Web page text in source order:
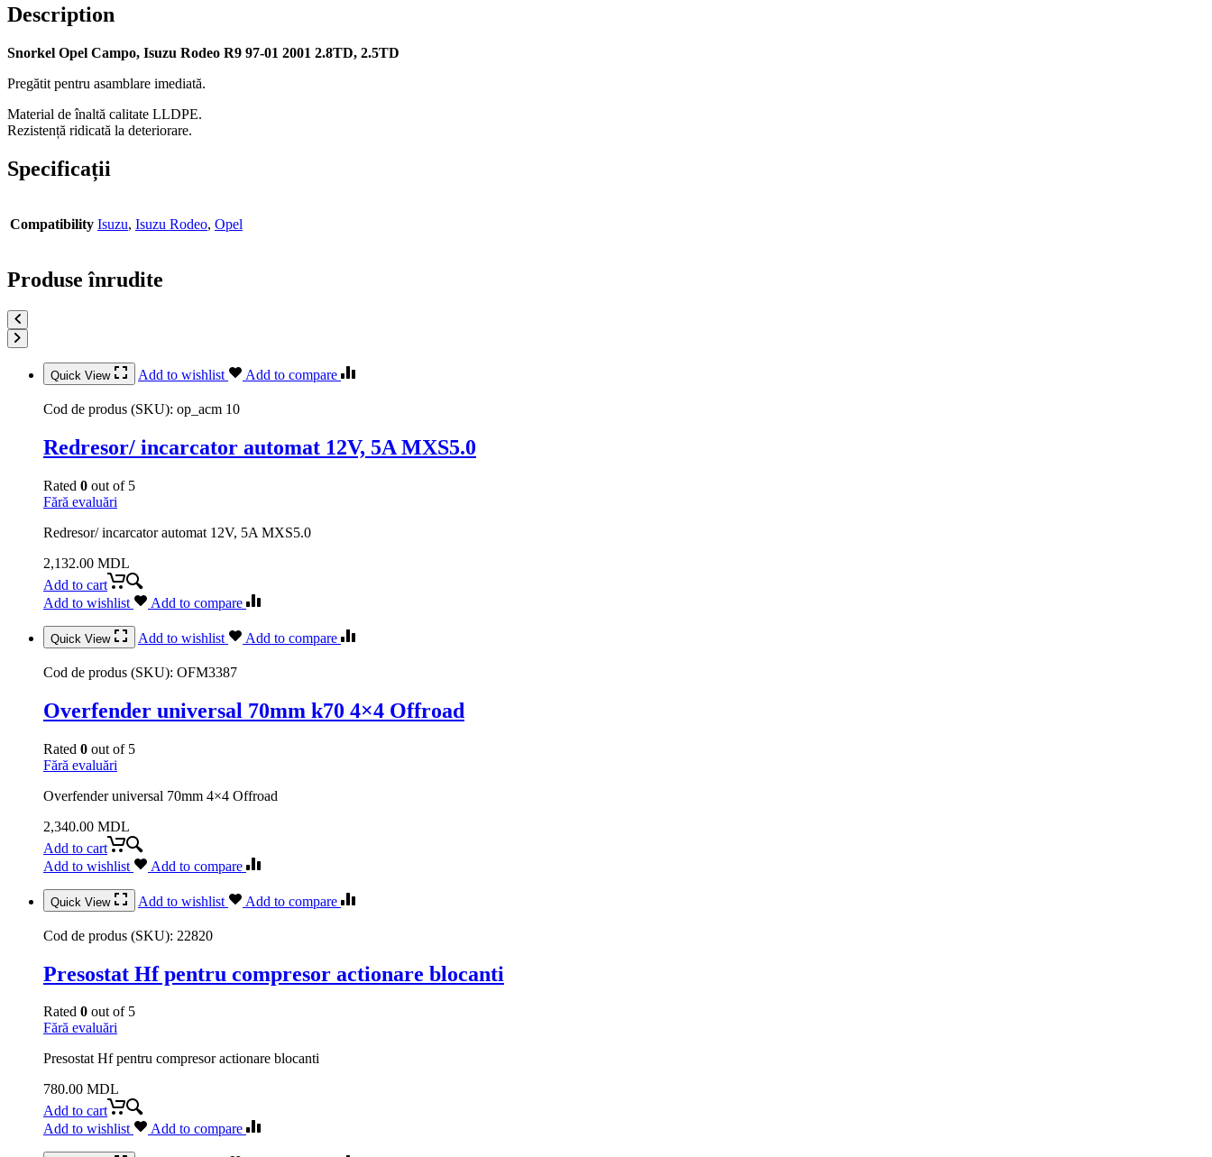
Description
Snorkel Opel Campo, Isuzu Rodeo R9 97-01 2001 2.8TD, 2.5TD
Pregătit pentru asamblare imediată.
Material de înaltă calitate LLDPE.
Rezistență ridicată la deteriorare.
Specificații
Compatibility Isuzu, Isuzu Rodeo, Opel
Produse înrudite
Quick View Add to wishlist Add to compare
Cod de produs (SKU): op_acm 10
Redresor/ incarcator automat 12V, 5A MXS5.0
Rated 0 out of 5
Fără evaluări
Redresor/ incarcator automat 12V, 5A MXS5.0
2,132.00 MDL
Add to cart
Add to wishlist
Add to compare
Quick View Add to wishlist Add to compare
Cod de produs (SKU): OFM3387
Overfender universal 70mm k70 4×4 Offroad
Rated 0 out of 5
Fără evaluări
Overfender universal 70mm 4×4 Offroad
2,340.00 MDL
Add to cart
Add to wishlist
Add to compare
Quick View Add to wishlist Add to compare
Cod de produs (SKU): 22820
Presostat Hf pentru compresor actionare blocanti
Rated 0 out of 5
Fără evaluări
Presostat Hf pentru compresor actionare blocanti
780.00 MDL
Add to cart
Add to wishlist
Add to compare